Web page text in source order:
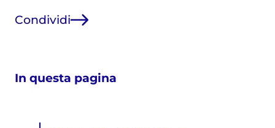
Condividi
In questa pagina